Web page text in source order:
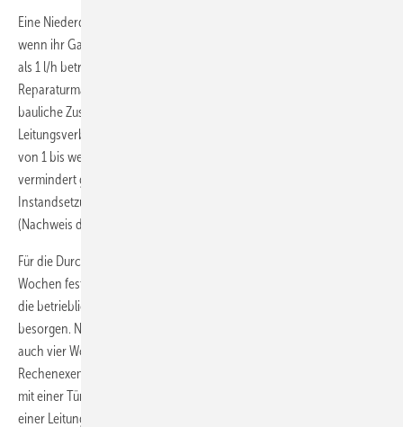
Eine Niederdruck-Gasleitung gilt als unbeschränkt gebrauchsfähig,
wenn ihr Gasverlust bei Betriebdruck und unter Betriebsgas weniger
als 1 l/h beträgt. Solche Leitungen können ohne
Reparaturmaßnahmen weiterbetrieben werden, wenn der weitere
bauliche Zustand (z. B. Korrosionsschutz, Befestigung,
Leitungsverbindungen) mängelfrei ist. Leitungen, die einen Gasverlust
von 1 bis weniger als 5 Litern pro Stunde aufweisen, gelten als
vermindert gebrauchsfähig und sind zu reparieren. Die
Instandsetzung muss eine dichte Gasleitung zur Folge haben
(Nachweis durch Dichtheitsprüfung).
Für die Durchführung der Reparatur­arbeiten wird eine Frist von vier
Wochen festgesetzt. Diese Zeitspanne ermöglicht es, die Arbeiten in
die betriebliche Planung einzufügen bzw. notwendiges Material zu
besorgen. Nicht immer aber bedeutet „vermindert gebrauchsfähig“
auch vier Wochen Zeit. Der vierwöchigen Zeitspanne liegt ein
Rechenexempel zugrunde. Dabei nimmt man an, dass in einem Raum
mit einer Tür und 1000 Litern Rauminhalt, stündlich fünf Liter Gas aus
einer Leitung entweichen. Durch die geschlossene Tür zirkuliert